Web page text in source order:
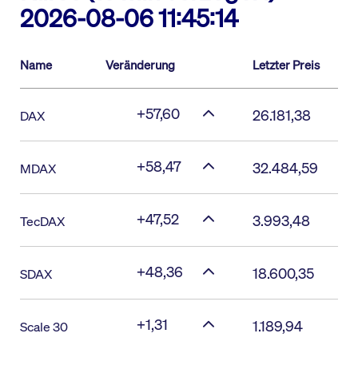
2026-08-06 11:45:14
Name Veränderung Letzter Preis
DAX +57,60 26.181,38
MDAX +58,47 32.484,59
TecDAX +47,52 3.993,48
SDAX +48,36 18.600,35
Scale 30 +1,31 1.189,94